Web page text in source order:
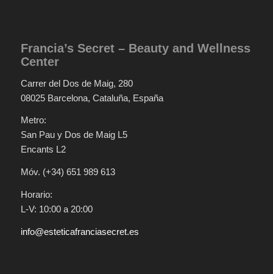
Francia’s Secret – Beauty and Wellness
Center
Carrer del Dos de Maig, 280
08025 Barcelona, Cataluña, España
Metro:
San Pau y Dos de Maig L5
Encants L2
Móv. (+34) 651 989 613
Horario:
L-V: 10:00 a 20:00
info@esteticafranciasecret.es